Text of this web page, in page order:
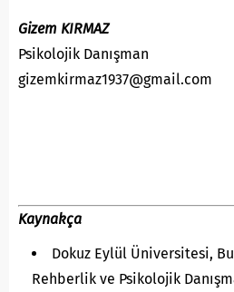
Gizem KIRMAZ
Psikolojik Danışman
gizemkirmaz1937@gmail.com
Kaynakça
Dokuz Eylül Üniversitesi,
Rehberlik ve Psikolojik